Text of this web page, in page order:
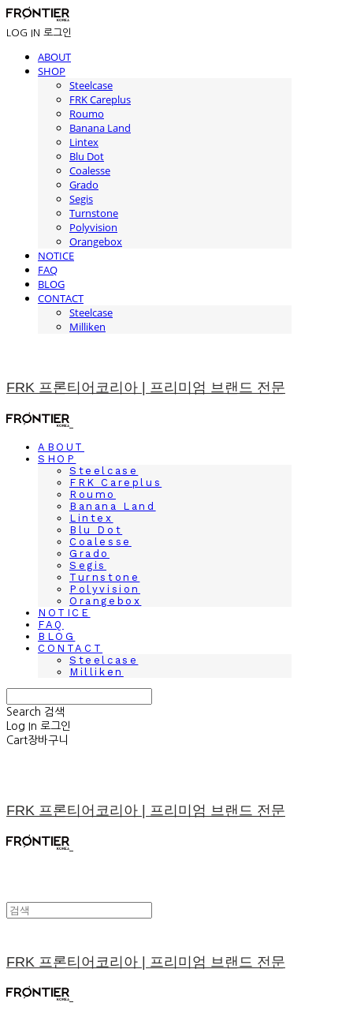
LOG IN 로그인
ABOUT
SHOP
Steelcase
FRK Careplus
Roumo
Banana Land
Lintex
Blu Dot
Coalesse
Grado
Segis
Turnstone
Polyvision
Orangebox
NOTICE
FAQ
BLOG
CONTACT
Steelcase
Milliken
FRK 프론티어코리아 | 프리미엄 브랜드 전문
ABOUT
SHOP
Steelcase
FRK Careplus
Roumo
Banana Land
Lintex
Blu Dot
Coalesse
Grado
Segis
Turnstone
Polyvision
Orangebox
NOTICE
FAQ
BLOG
CONTACT
Steelcase
Milliken
Search 검색
Log In 로그인
Cart장바구니
FRK 프론티어코리아 | 프리미엄 브랜드 전문
FRK 프론티어코리아 | 프리미엄 브랜드 전문